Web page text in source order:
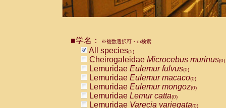
■学名： ※複数選択可・or検索
All species(5)
Cheirogaleidae Microcebus murinus(0)
Lemuridae Eulemur fulvus(0)
Lemuridae Eulemur macaco(0)
Lemuridae Eulemur mongoz(0)
Lemuridae Lemur catta(0)
Lemuridae Varecia variegata(0)